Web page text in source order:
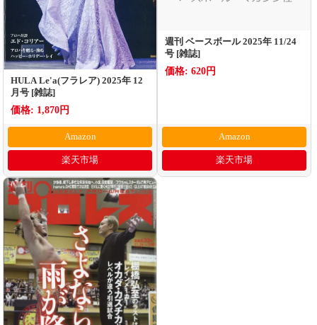
HULA Le'a(フラレア) 2025年 12
月号 [雑誌]
価格: 1,870円
Amazon
楽天市場
週刊 ベースボール 2025年 11/24
号 [雑誌]
価格: 620円
Amazon
楽天市場